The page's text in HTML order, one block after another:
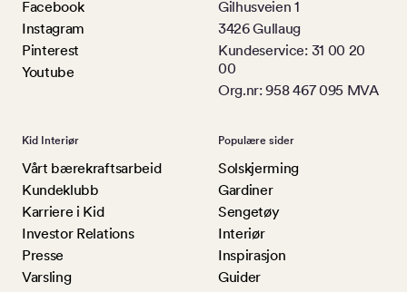
Facebook
Instagram
Pinterest
Youtube
Gilhusveien 1
3426 Gullaug
Kundeservice: 31 00 20
00
Org.nr: 958 467 095 MVA
Kid Interiør
Vårt bærekraftsarbeid
Kundeklubb
Karriere i Kid
Investor Relations
Presse
Varsling
Populære sider
Solskjerming
Gardiner
Sengetøy
Interiør
Inspirasjon
Guider